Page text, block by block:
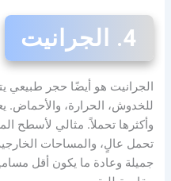
4. الجرانيت
الجرانيت هو أيضًا حجر طبيعي
للخدوش، الحرارة، والأحماض.
وأكثرها تحملاً. مثالي لأسطح
تحمل عالٍ، والمساحات
جميلة وعادة ما يكون أقل